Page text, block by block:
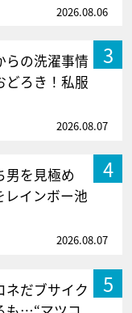
2026.08.06
3
らの洗濯事情
どろき！私服
2026.08.07
4
男を見極め
レインボー池
2026.08.07
5
ネだブサイク